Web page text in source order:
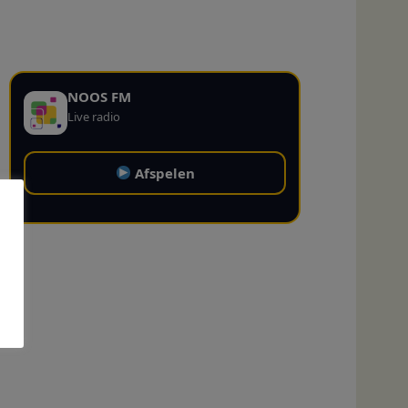
NOOS FM
Live radio
Afspelen